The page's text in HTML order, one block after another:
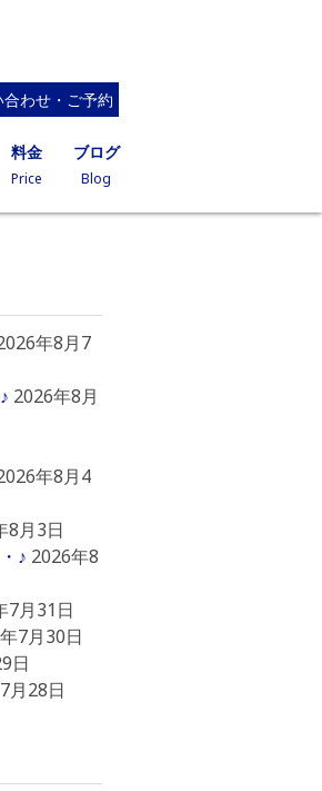
合わせ・ご予約
料金
Price
ブログ
Blog
年8月7
2026年8月
年8月4
8月3日
♪ 2026年8
7月31日
7月30日
日
月28日